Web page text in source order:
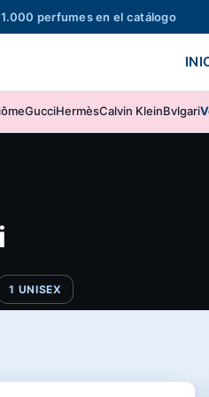
1.000 perfumes en el catálogo
GucciHermèsCalvin KleinBvlgari
1 UNISEX